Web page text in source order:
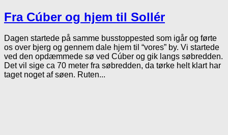
Fra Cúber og hjem til Sollér
Dagen startede på samme busstoppested som igår og førte
os over bjerg og gennem dale hjem til “vores” by. Vi startede
ved den opdæmmede sø ved Cúber og gik langs søbredden.
Det vil sige ca 70 meter fra søbredden, da tørke helt klart har
taget noget af søen. Ruten...